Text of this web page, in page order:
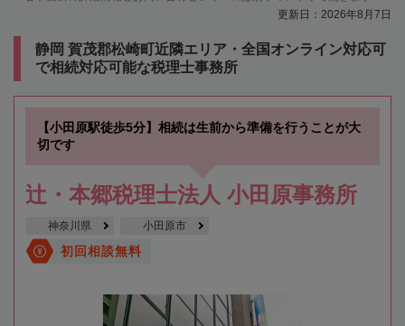
更新日：2026年8月7日
静岡 賀茂郡松崎町近隣エリア・全国オンライン対応可
で相続対応可能な税理士事務所
【小田原駅徒歩5分】相続は生前から準備を行うことが大
切です
辻・本郷税理士法人 小田原事務所
神奈川県 小田原市
初回相談無料